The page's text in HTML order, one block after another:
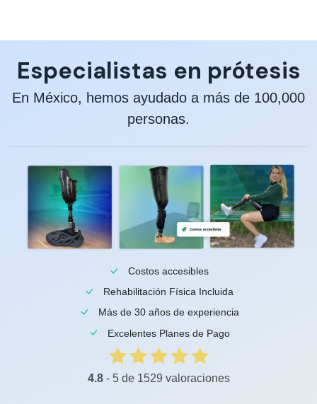
Especialistas en prótesis
En México, hemos ayudado a más de 100,000
personas.
Costos accesibles
Rehabilitación Física Incluida
Más de 30 años de experiencia
Excelentes Planes de Pago
4.8- 5 de 1529 valoraciones